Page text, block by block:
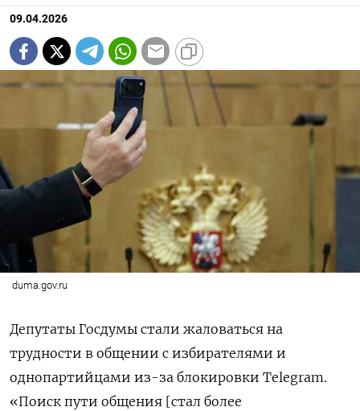
09.04.2026
duma.gov.ru
Депутаты Госдумы стали жаловаться на
трудности в общении с избирателями и
однопартийцами из-за блокировки Telegram.
«Поиск пути общения [стал более